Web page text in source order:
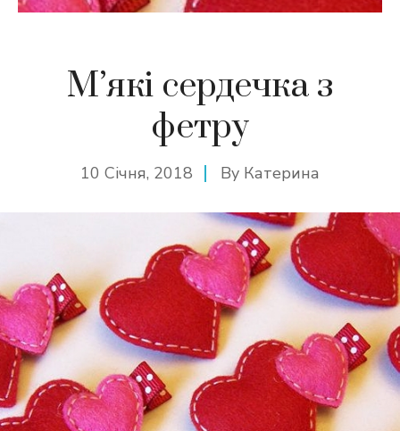
М’які сердечка з
фетру
10 Січня, 2018 By Катерина